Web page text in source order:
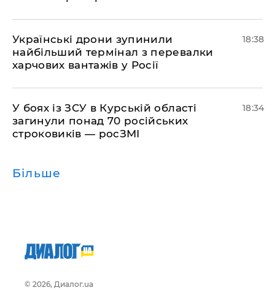
​Українські дрони зупинили
найбільший термінал з перевалки
харчових вантажів у Росії
18:38
​У боях із ЗСУ в Курській області
загинули понад 70 російських
строковиків — росЗМІ
18:34
Більше
© 2026, Диалог.ua